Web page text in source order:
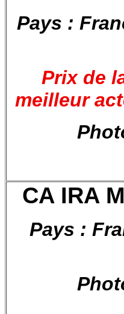
Pays :
Prix de
meilleur
CA IRA
Pays :